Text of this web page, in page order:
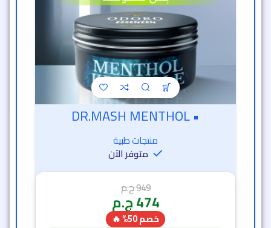
• DR.MASH MENTHOL
منتجات طبية
متوفر الآن
949ج.م
474ج.م
خصم 50% 🔥